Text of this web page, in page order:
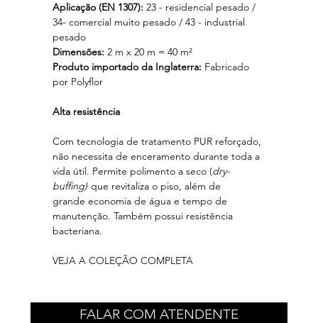
FALAR COM ATENDENTE
Aplicação (EN 1307): 23 - residencial pesado /
34- comercial muito pesado / 43 - industrial
pesado
Dimensões: 2 m x 20 m = 40 m²
Produto importado da Inglaterra: Fabricado
por Polyflor
Alta resistência
Com tecnologia de tratamento PUR reforçado,
não necessita de enceramento durante toda a
vida útil. Permite polimento a seco (dry-
buffing) que revitaliza o piso, além de
grande economia de água e tempo de
manutenção. Também possui resistência
bacteriana.
VEJA A COLEÇÃO COMPLETA